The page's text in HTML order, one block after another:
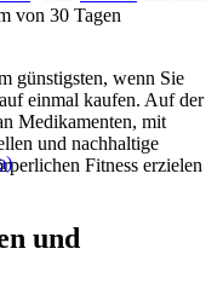
von 30 Tagen
günstigsten, wenn Sie
einmal kaufen. Auf der
Medikamenten, mit
und nachhaltige
Fitness erzielen
und